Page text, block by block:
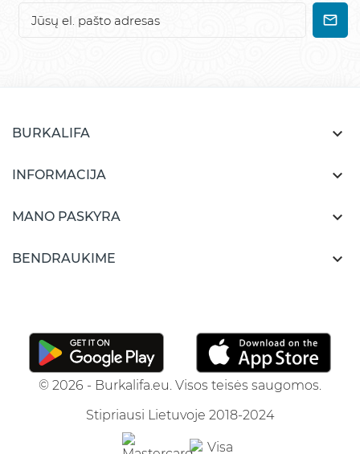
BURKALIFA 
INFORMACIJA 
MANO PASKYRA 
BENDRAUKIME 
© 2026 - Burkalifa.eu. Visos teisės saugomos.
Stipriausi Lietuvoje 2018-2024